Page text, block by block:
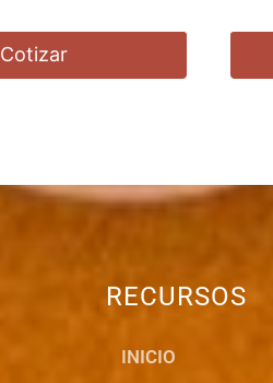
Cotizar
RECURSOS
INICIO